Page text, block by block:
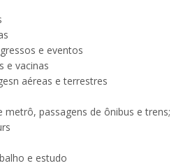
e eventos
e vacinas
aéreas e terrestres
metrô, passagens de ônibus e trens;
e estudo